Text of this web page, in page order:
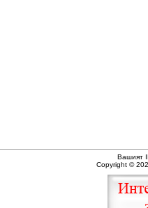
Вашият
Copyright ©